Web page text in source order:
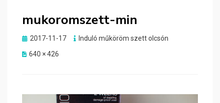
mukoromszett-min
Posted
2017-11-17
Induló műköröm szett olcsón
640 × 426